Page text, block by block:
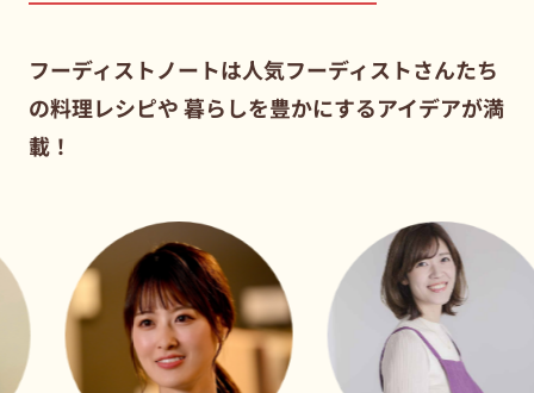
フーディストノートは人気フーディストさんたち
の料理レシピや暮らしを豊かにするアイデアが満
載！